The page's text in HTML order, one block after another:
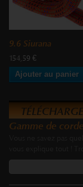
9.6 Siurana
154,59 €
Ajouter au panier
Gamme de